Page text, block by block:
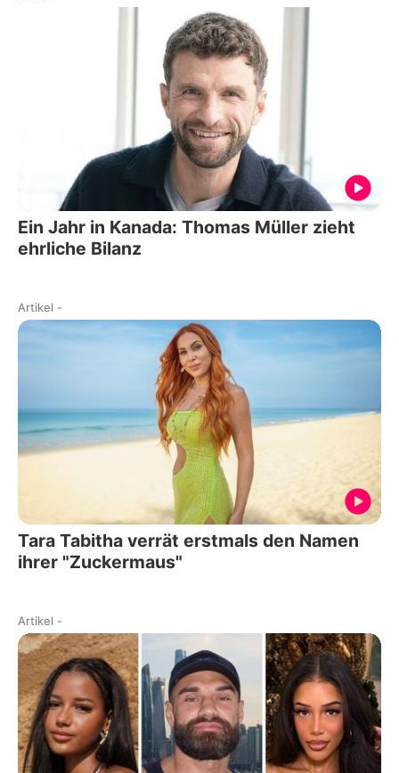
Ein Jahr in Kanada: Thomas Müller zieht
ehrliche Bilanz
Artikel -
Tara Tabitha verrät erstmals den Namen
ihrer "Zuckermaus"
Artikel -